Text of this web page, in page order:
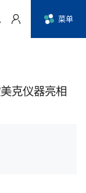
菜单
克仪器亮相